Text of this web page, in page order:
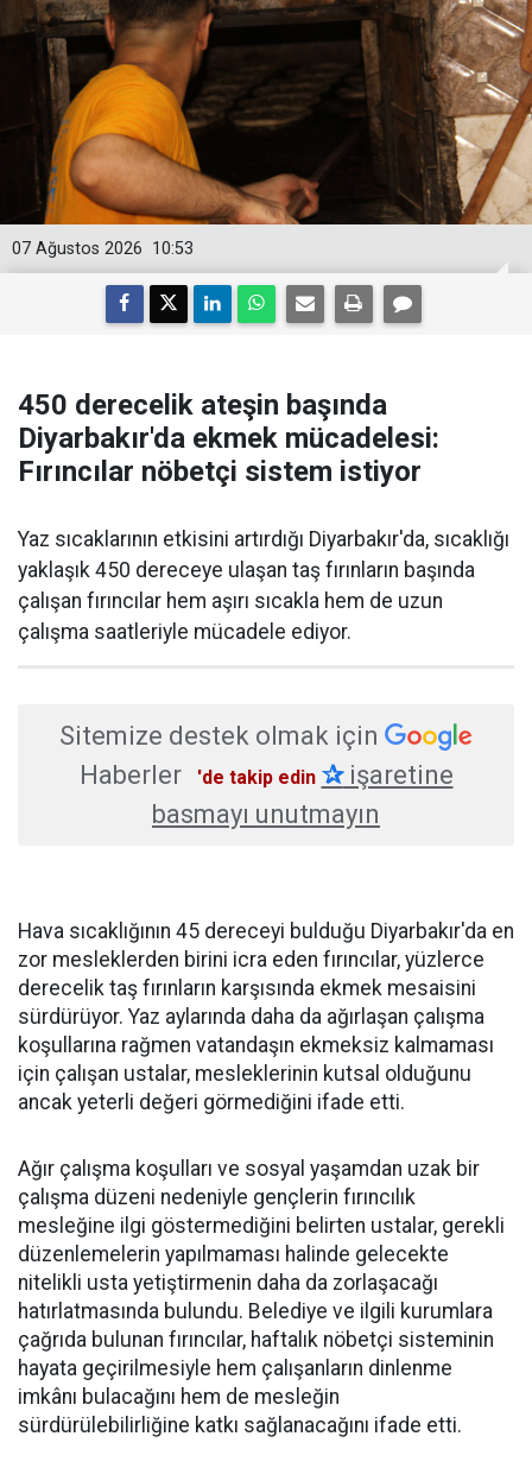
10:53
07 Ağustos 2026
450 derecelik ateşin başında
Diyarbakır'da ekmek mücadelesi:
Fırıncılar nöbetçi sistem istiyor
Yaz sıcaklarının etkisini artırdığı Diyarbakır'da, sıcaklığı
yaklaşık 450 dereceye ulaşan taş fırınların başında
çalışan fırıncılar hem aşırı sıcakla hem de uzun
çalışma saatleriyle mücadele ediyor.
Sitemize destek olmak için
Haberler
'de takip edin ✰işaretine
basmayı unutmayın
Hava sıcaklığının 45 dereceyi bulduğu Diyarbakır'da en
zor mesleklerden birini icra eden fırıncılar, yüzlerce
derecelik taş fırınların karşısında ekmek mesaisini
sürdürüyor. Yaz aylarında daha da ağırlaşan çalışma
koşullarına rağmen vatandaşın ekmeksiz kalmaması
için çalışan ustalar, mesleklerinin kutsal olduğunu
ancak yeterli değeri görmediğini ifade etti.
Ağır çalışma koşulları ve sosyal yaşamdan uzak bir
çalışma düzeni nedeniyle gençlerin fırıncılık
mesleğine ilgi göstermediğini belirten ustalar, gerekli
düzenlemelerin yapılmaması halinde gelecekte
nitelikli usta yetiştirmenin daha da zorlaşacağı
hatırlatmasında bulundu. Belediye ve ilgili kurumlara
çağrıda bulunan fırıncılar, haftalık nöbetçi sisteminin
hayata geçirilmesiyle hem çalışanların dinlenme
imkânı bulacağını hem de mesleğin
sürdürülebilirliğine katkı sağlanacağını ifade etti.